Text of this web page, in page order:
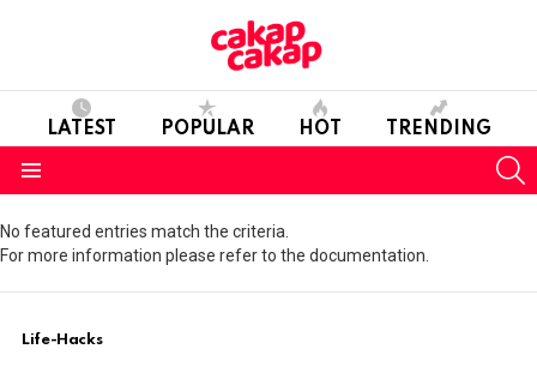
LATEST POPULAR HOT TRENDING
No featured entries match the criteria.
For more information please refer to the documentation.
Life-Hacks